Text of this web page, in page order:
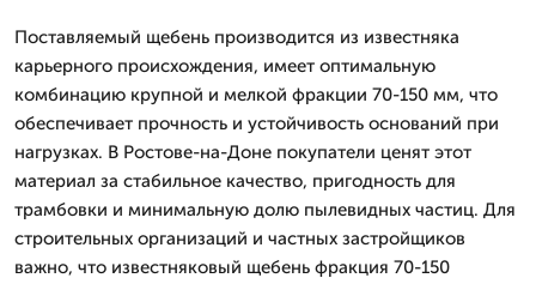
Поставляемый щебень производится из известняка
карьерного происхождения, имеет оптимальную
комбинацию крупной и мелкой фракции 70-150 мм, что
обеспечивает прочность и устойчивость оснований при
нагрузках. В Ростове-на-Доне покупатели ценят этот
материал за стабильное качество, пригодность для
трамбовки и минимальную долю пылевидных частиц. Для
строительных организаций и частных застройщиков
важно, что известняковый щебень фракция 70-150